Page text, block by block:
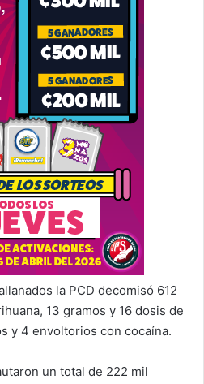
la PCD decomisó 612
13 gramos y 16 dosis de
y 4 envoltorios con cocaína.
un total de 222 mil